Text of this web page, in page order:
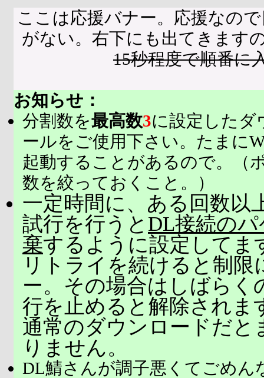
ここは応援バナー。応援なの
がない。右下にも出てきます
15秒程度で順番に
お知らせ：
分割数を最高数3に設定したダ
ールをご使用下さい。たまに
起動することがあるので。（
数を絞っておくこと。）
一定時間に、ある回数以
試行を行うと DL接続の
棄するように設定してま
リトライを続けると制限
ー。その場合はしばらく
行を止めると解除されま
通常のダウンロードだと
りません。
DL鯖さんが調子悪くてごめん